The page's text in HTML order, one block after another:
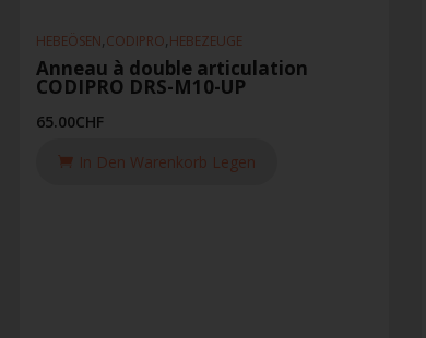
HEBEÖSEN,CODIPRO,HEBEZEUGE
Anneau à double articulation
CODIPRO DRS-M10-UP
65.00CHF
In Den Warenkorb Legen